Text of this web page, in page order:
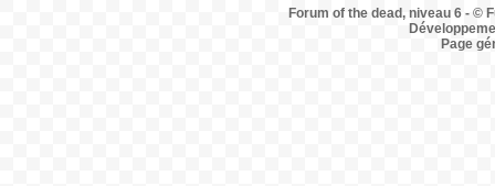
Forum of the dead, niveau 6 - ©
Page